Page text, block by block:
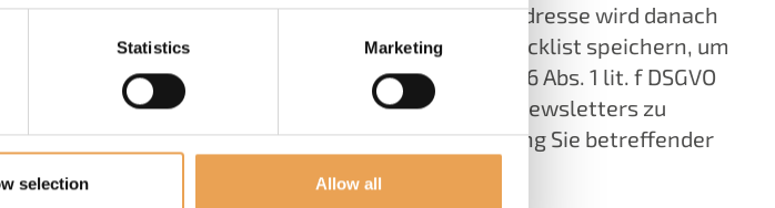
Statistics Marketing
selection Allow all
Mitteilung an uns abbestellen. Ihre E-Mail-Adresse wird danach
wir Ihre E-Mail-Adresse weiterhin in einer sog. Blacklist speichern, um
Speicherung erfolgt auf Grundlage des Art. 6 Abs. 1 lit. f DSGVO
Ihrer E-Mail-Adresse zur Übersendung unseres Newsletters zu
Situation ergeben, jederzeit dieser Verarbeitung Sie betreffender